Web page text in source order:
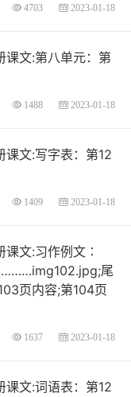
4703 2023-01-18
课文:第八单元：第
1488 2023-01-18
课文:写字表：第12
1409 2023-01-18
课文:习作例文∶
尾
页内容;第104页
1637 2023-01-18
课文:词语表：第12